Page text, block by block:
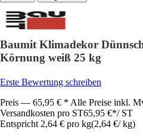
Baumit Klimadekor
Körnung weiß 25 kg
Erste Bewertung schreiben
Preis — 65,95 € * Alle Preise inkl.
Versandkosten pro ST65,95 €*/ ST
Entspricht 2,64 € pro kg(2,64 €/ kg)